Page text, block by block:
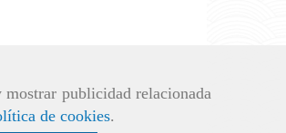
publicidad relacionada
de cookies.